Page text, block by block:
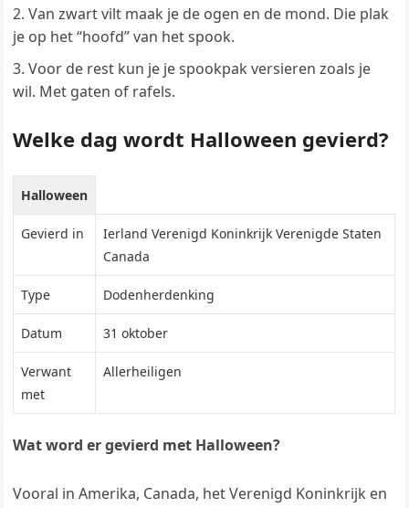
Van zwart vilt maak je de ogen en de mond. Die plak
je op het “hoofd” van het spook.
Voor de rest kun je je spookpak versieren zoals je
wil. Met gaten of rafels.
Welke dag wordt Halloween gevierd?
Halloween
Gevierd in
Ierland Verenigd Koninkrijk Verenigde Staten
Canada
Type Dodenherdenking
Datum 31 oktober
Verwant
met
Allerheiligen
Wat word er gevierd met Halloween?
Vooral in Amerika, Canada, het Verenigd Koninkrijk en